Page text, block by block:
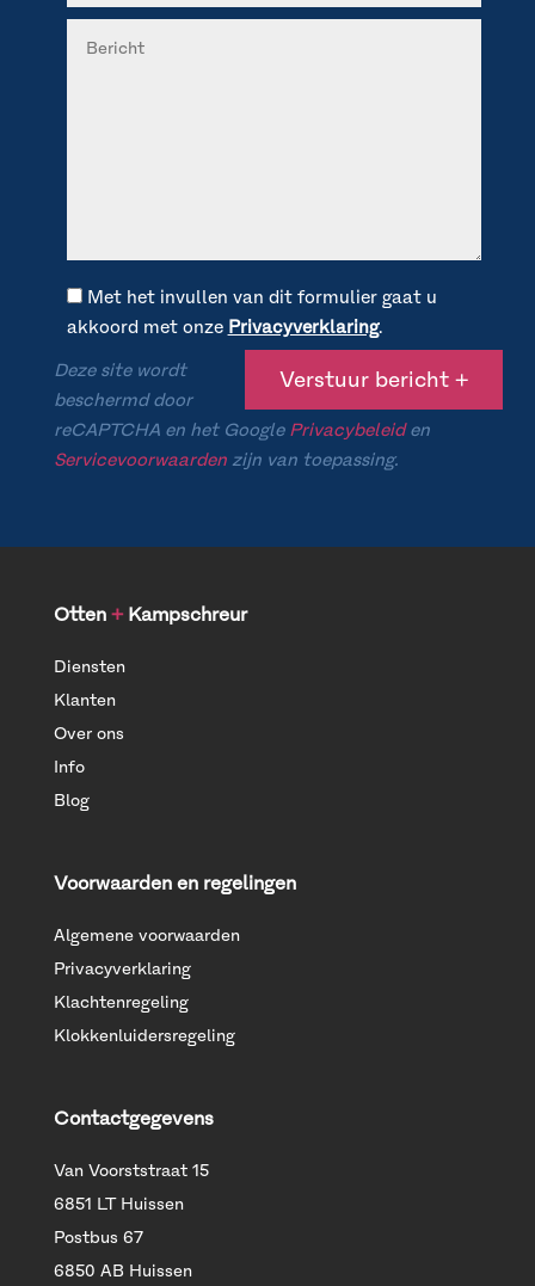
Met het invullen van dit formulier gaat u
akkoord met onze Privacyverklaring.
Deze site wordt
beschermd door
reCAPTCHA en het Google Privacybeleiden
Servicevoorwaardenzijn van toepassing.
Otten +Kampschreur
Diensten
Klanten
Over ons
Info
Blog
Voorwaarden en regelingen
Algemene voorwaarden
Privacyverklaring
Klachtenregeling
Klokkenluidersregeling
Contactgegevens
Van Voorststraat 15
6851 LT Huissen
Postbus 67
6850 AB Huissen